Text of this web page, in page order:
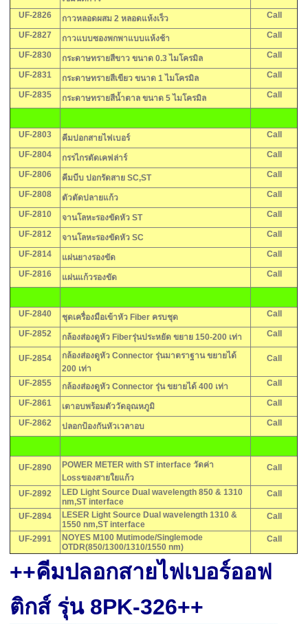
UF-2826 กาวหลอดผสม 2 หลอดแห้งเร็ว Call
UF-2827 กาวแบบซองพกพาแบบแห้งช้า Call
UF-2830 กระดาษทรายสีขาว ขนาด 0.3 ไมโครมิล Call
UF-2831 กระดาษทรายสีเขียว ขนาด 1 ไมโครมิล Call
UF-2835 กระดาษทรายสีน้ำตาล ขนาด 5 ไมโครมิล Call
UF-2803 คีมปอกสายไฟเบอร์ Call
UF-2804 กรรไกรตัดเคฟล่าร์ Call
UF-2806 คีมบีบ ปอกรัดสาย SC,ST Call
UF-2808 ตัวตัดปลายแก้ว Call
UF-2810 จานโลหะรองขัดหัว ST Call
UF-2812 จานโลหะรองขัดหัว SC Call
UF-2814 แผ่นยางรองขัด Call
UF-2816 แผ่นแก้วรองขัด Call
UF-2840 ชุดเครื่องมือเข้าหัว Fiber ครบชุด Call
UF-2852 กล้องส่องดูหัว Fiberรุ่นประหยัด ขยาย 150-200 เท่า Call
UF-2854
กล้องส่องดูหัว Connector รุ่นมาตราฐาน ขยายได้
200 เท่า
Call
UF-2855 กล้องส่องดูหัว Connector รุ่น ขยายได้ 400 เท่า Call
UF-2861 เตาอบพร้อมตัววัดอุณหภูมิ Call
UF-2862 ปลอกป้องกันหัวเวลาอบ Call
UF-2890
POWER METER with ST interface วัดค่า
Lossของสายใยแก้ว
Call
UF-2892
LED Light Source Dual wavelength 850 & 1310
nm,ST interface
Call
UF-2894
LESER Light Source Dual wavelength 1310 &
1550 nm,ST interface
Call
UF-2991
NOYES M100 Mutimode/Singlemode
OTDR(850/1300/1310/1550 nm)
Call
++คีมปลอกสายไฟเบอร์ออฟ
ติกส์ รุ่น 8PK-326++